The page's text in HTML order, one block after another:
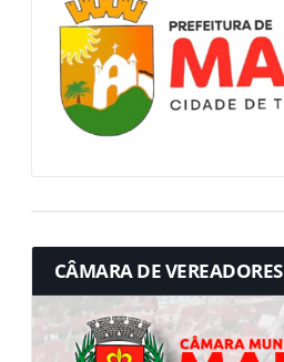
CÂMARA DE VEREADORES